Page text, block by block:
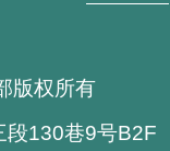
版权所有
段130巷9号B2F